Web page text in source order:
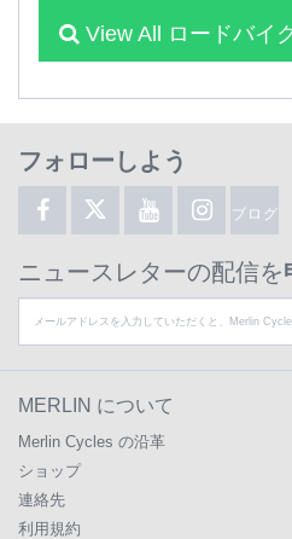
View All ロードバイ
フォローしよう
ブログ
ニュースレターの配信を
MERLIN について
Merlin Cycles の沿革
ショップ
連絡先
利用規約